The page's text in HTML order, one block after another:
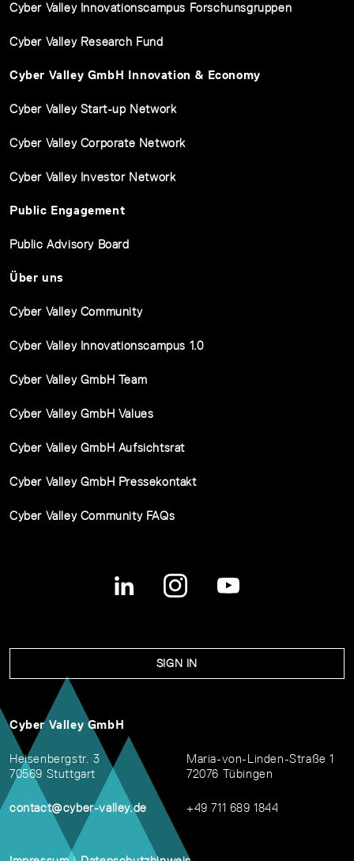
Cyber Valley Innovationscampus Forschunsgruppen
Cyber Valley Research Fund
Cyber Valley GmbH Innovation & Economy
Cyber Valley Start-up Network
Cyber Valley Corporate Network
Cyber Valley Investor Network
Public Engagement
Public Advisory Board
Über uns
Cyber Valley Community
Cyber Valley Innovationscampus 1.0
Cyber Valley GmbH Team
Cyber Valley GmbH Values
Cyber Valley GmbH Aufsichtsrat
Cyber Valley GmbH Pressekontakt
Cyber Valley Community FAQs
SIGN IN
Cyber Valley GmbH
Heisenbergstr. 3
70569 Stuttgart
contact@cyber-valley.de
Maria-von-Linden-Straße 1
72076 Tübingen
+49 711 689 1844